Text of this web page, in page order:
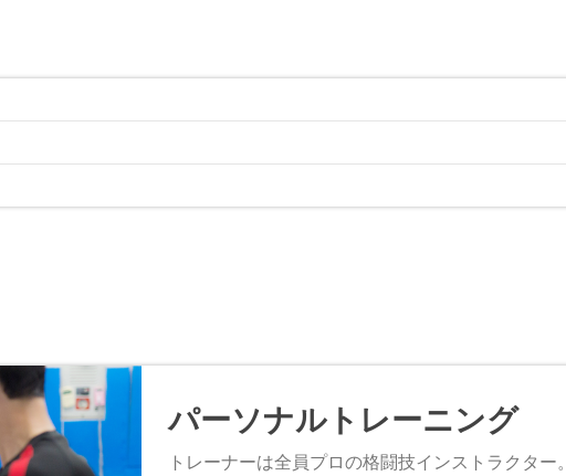
パーソナルトレーニング
トレーナーは全員プロの格闘技インストラクター。